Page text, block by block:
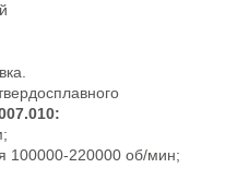
100000-220000 об/мин;